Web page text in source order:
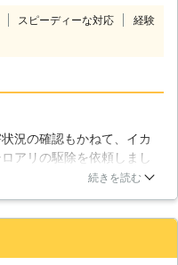
てもなかなか効果が得られる
りません。その点、弊社に
らないようにリーズナブル
ですので、まずはお気軽に
スピーディーな対応
経験
況の確認もかねて、イカ
アリの駆除を依頼しまし
ったようなので、しっか
ほっとしています。
続きを読む